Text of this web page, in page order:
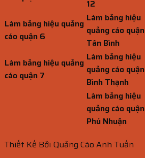
12
Làm bảng hiệu quảng
cáo quận 6
Làm bảng hiệu
quảng cáo quận
Tân Bình
Làm bảng hiệu quảng
cáo quận 7
Làm bảng hiệu
quảng cáo quận
Bình Thạnh
Làm bảng hiệu
quảng cáo quận
Phú Nhuận
Thiết Kế Bởi Quảng Cáo Anh Tuấn